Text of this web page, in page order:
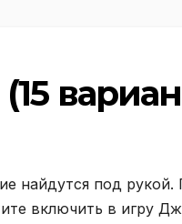
найдутся под рукой.
включить в игру